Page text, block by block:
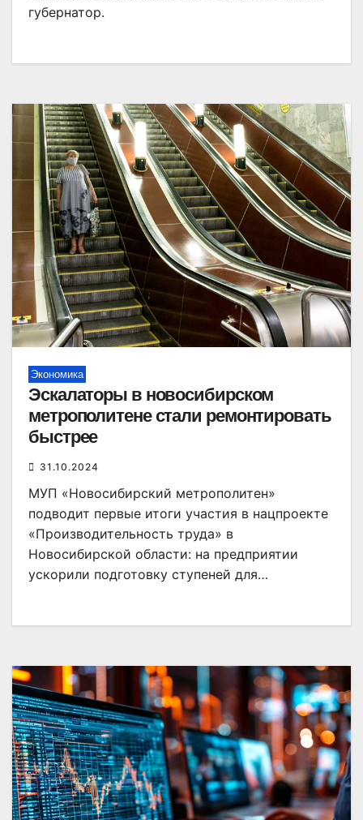
губернатор.
Экономика
Эскалаторы в новосибирском
метрополитене стали ремонтировать
быстрее
31.10.2024
МУП «Новосибирский метрополитен»
подводит первые итоги участия в нацпроекте
«Производительность труда» в
Новосибирской области: на предприятии
ускорили подготовку ступеней для…